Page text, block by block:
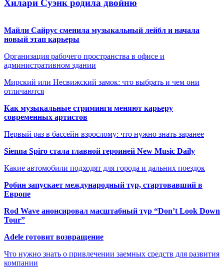
Хилари Cуэнк родила двойню
Майли Сайрус сменила музыкальный лейбл и начала
новый этап карьеры
Организация рабочего пространства в офисе и
административном здании
Мирский или Несвижский замок: что выбрать и чем они
отличаются
Как музыкальные стриминги меняют карьеру
современных артистов
Первый раз в бассейн взрослому: что нужно знать заранее
Sienna Spiro стала главной героиней New Music Daily
Какие автомобили подходят для города и дальних поездок
Робин запускает международный тур, стартовавший в
Европе
Rod Wave анонсировал масштабный тур “Don’t Look Down
Tour”
Adele готовит возвращение
Что нужно знать о привлечении заемных средств для развития
компании